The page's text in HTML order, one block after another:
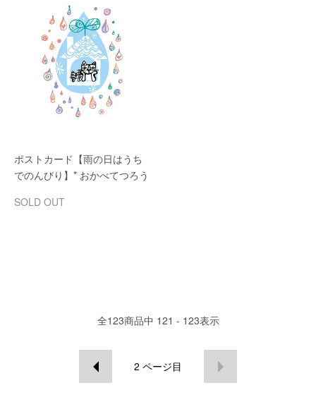
ポストカード【雨の日はうち
でのんびり】* おかべてつろう
SOLD OUT
全123商品中 121 - 123表示
2 ページ目